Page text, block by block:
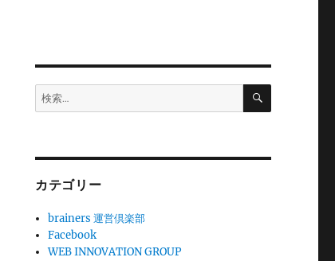
検
索:
検
カテゴリー
brainers 運営倶楽部
Facebook
WEB INNOVATION GROUP